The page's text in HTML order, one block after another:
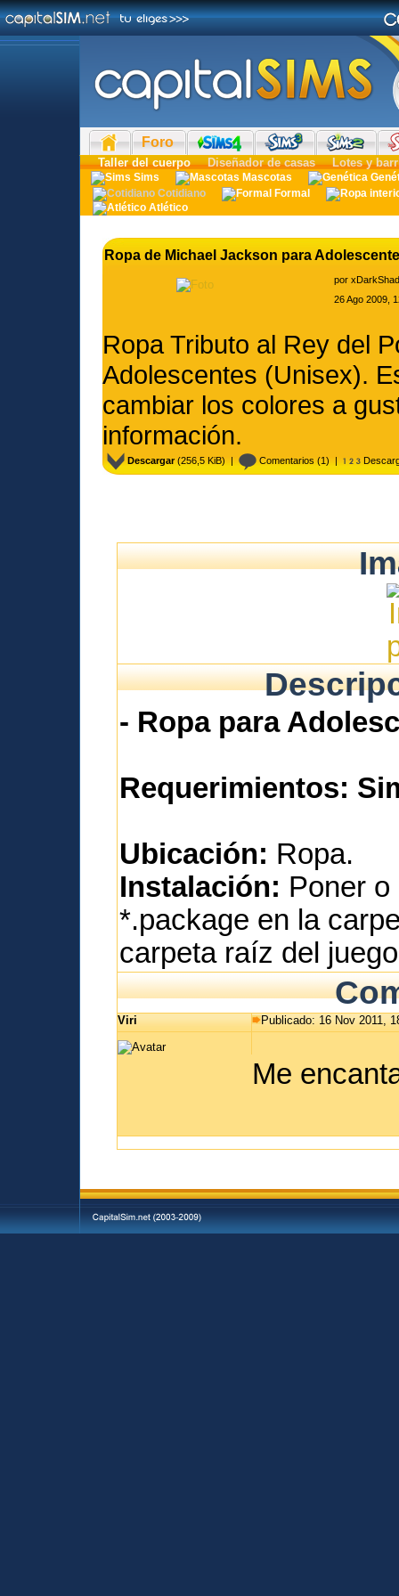
Foro
Taller del cuerpo Diseñador de casas Lotes y
Sims Mascotas
Cotidiano
Formal
Atlético
Ropa de Michael Jackson para
por
26 Ago 2009,
Ropa Tributo al Rey del
Adolescentes (Unisex).
cambiar los colores a
información.
Descargar(256,5 KiB) | Comentarios (1) |
- Ropa para
Requerimientos:
Ubicación: Ropa.
Instalación: Poner
*.package en la
carpeta raíz del
Viri Publicado: 16 Nov 2011,
Me